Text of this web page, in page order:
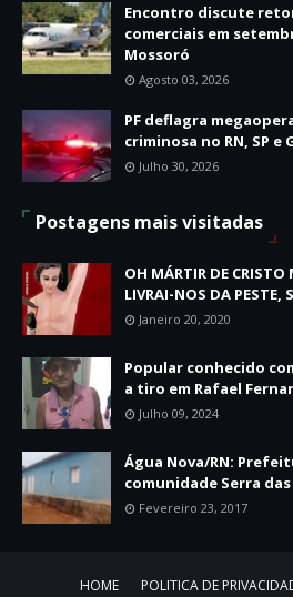
Encontro discute
comerciais em
Mossoró
Agosto 03, 2026
PF deflagra
criminosa no RN, SP e
Julho 30, 2026
Postagens mais visitadas
OH MÁRTIR DE
LIVRAI-NOS DA PESTE,
Janeiro 20, 2020
Popular conhecido
a tiro em Rafael
Julho 09, 2024
Água Nova/RN:
comunidade Serra das
Fevereiro 23, 2017
HOME POLITICA DE